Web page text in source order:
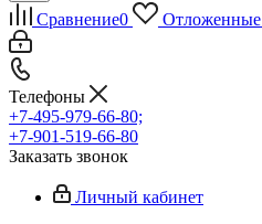
Сравнение0 Отложенные
Телефоны
+7-495-979-66-80;
+7-901-519-66-80
Заказать звонок
Личный кабинет